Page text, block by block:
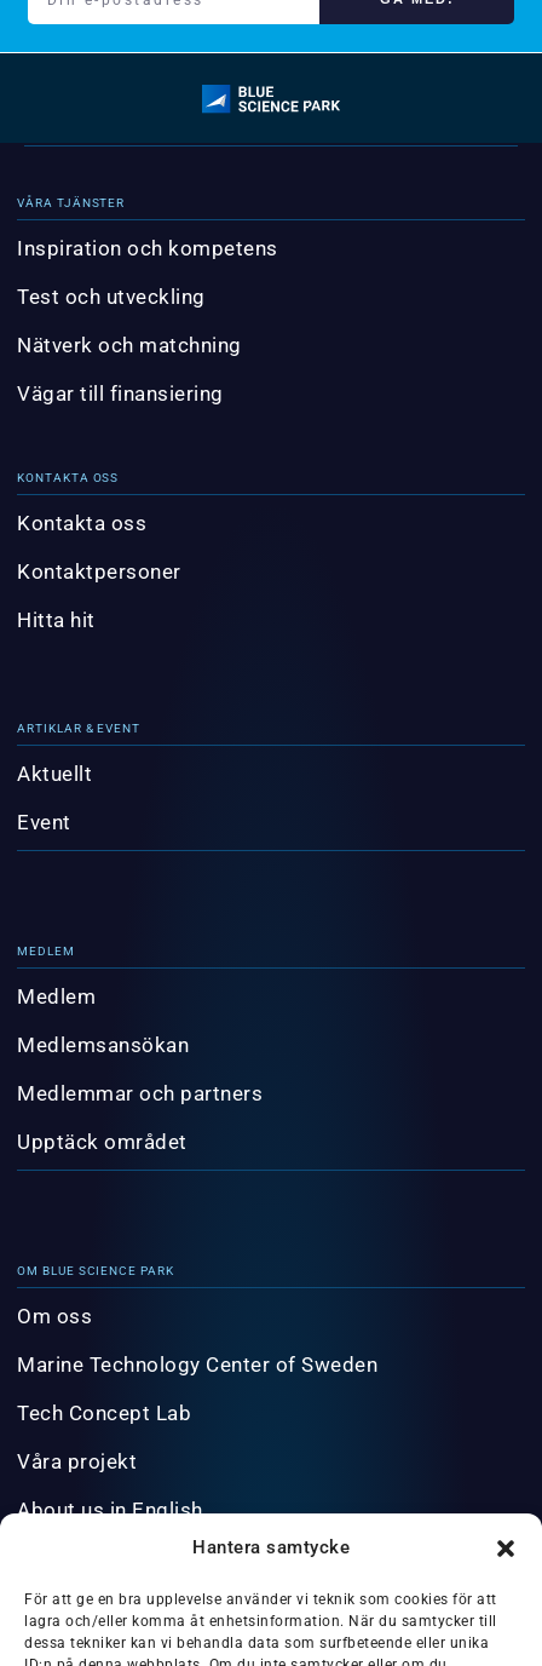
Hantera samtycke
För att ge en bra upplevelse använder vi teknik som cookies för att
lagra och/eller komma åt enhetsinformation. När du samtycker till
dessa tekniker kan vi behandla data som surfbeteende eller unika
VÅRA TJÄNSTER
Inspiration och kompetens
Test och utveckling
Nätverk och matchning
Vägar till finansiering
KONTAKTA OSS
Kontakta oss
Kontaktpersoner
Hitta hit
ARTIKLAR & EVENT
Aktuellt
Event
MEDLEM
Medlem
Medlemsansökan
Medlemmar och partners
Upptäck området
OM BLUE SCIENCE PARK
Om oss
Marine Technology Center of Sweden
Tech Concept Lab
Våra projekt
About us in English
INFO@BLUESCIENCEPARK.SE